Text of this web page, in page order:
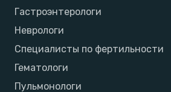
Гастроэнтерологи
Неврологи
Специалисты по фертильности
Гематологи
Пульмонологи